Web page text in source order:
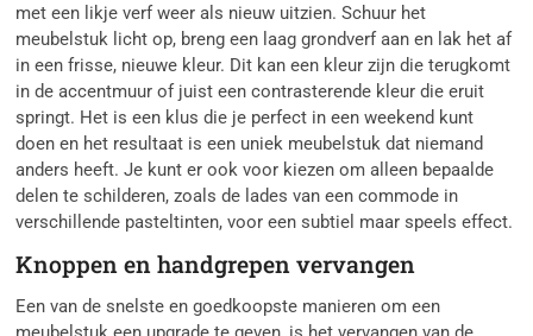
met een likje verf weer als nieuw uitzien. Schuur het
meubelstuk licht op, breng een laag grondverf aan en lak het af
in een frisse, nieuwe kleur. Dit kan een kleur zijn die terugkomt
in de accentmuur of juist een contrasterende kleur die eruit
springt. Het is een klus die je perfect in een weekend kunt
doen en het resultaat is een uniek meubelstuk dat niemand
anders heeft. Je kunt er ook voor kiezen om alleen bepaalde
delen te schilderen, zoals de lades van een commode in
verschillende pasteltinten, voor een subtiel maar speels effect.
Knoppen en handgrepen vervangen
Een van de snelste en goedkoopste manieren om een